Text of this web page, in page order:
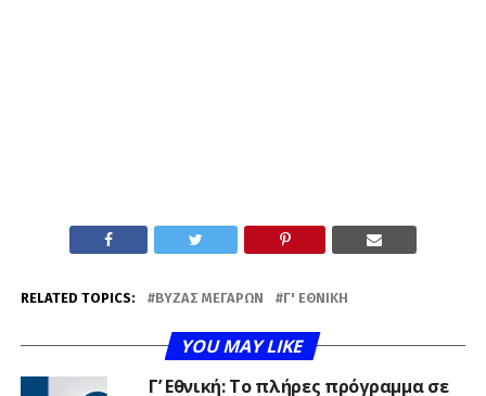
RELATED TOPICS: ΒΎΖΑΣ ΜΕΓΆΡΩΝ Γ' ΕΘΝΙΚΉ
YOU MAY LIKE
Γ’ Εθνική: Το πλήρες πρόγραμμα σε